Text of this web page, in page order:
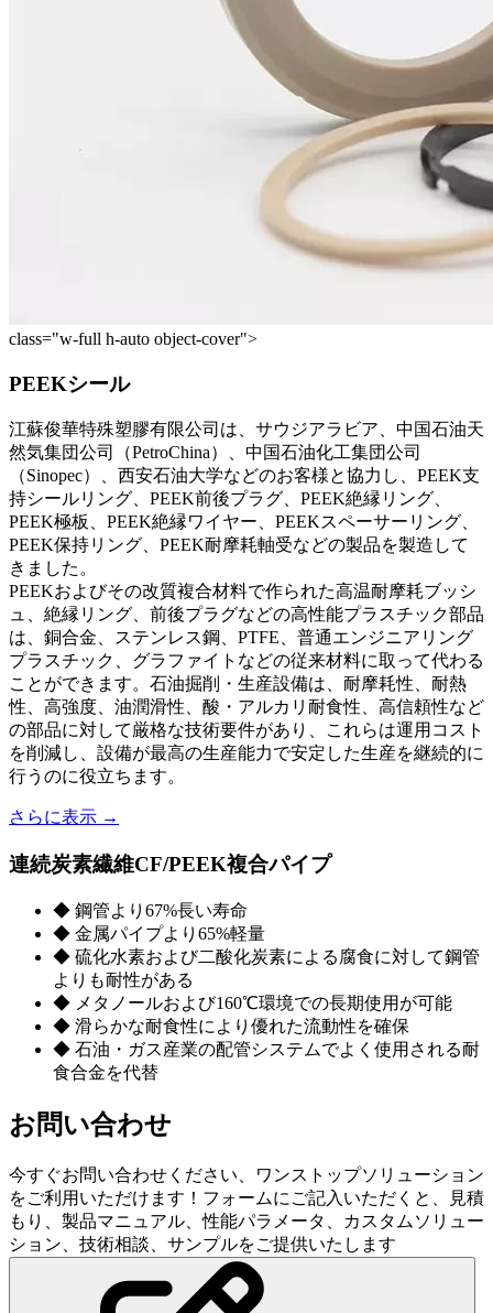
class="w-full h-auto object-cover">
PEEKシール
江蘇俊華特殊塑膠有限公司は、サウジアラビア、中国石油天
然気集団公司（PetroChina）、中国石油化工集団公司
（Sinopec）、西安石油大学などのお客様と協力し、PEEK支
持シールリング、PEEK前後プラグ、PEEK絶縁リング、
PEEK極板、PEEK絶縁ワイヤー、PEEKスペーサーリング、
PEEK保持リング、PEEK耐摩耗軸受などの製品を製造して
きました。
PEEKおよびその改質複合材料で作られた高温耐摩耗ブッシ
ュ、絶縁リング、前後プラグなどの高性能プラスチック部品
は、銅合金、ステンレス鋼、PTFE、普通エンジニアリング
プラスチック、グラファイトなどの従来材料に取って代わる
ことができます。石油掘削・生産設備は、耐摩耗性、耐熱
性、高強度、油潤滑性、酸・アルカリ耐食性、高信頼性など
の部品に対して厳格な技術要件があり、これらは運用コスト
を削減し、設備が最高の生産能力で安定した生産を継続的に
行うのに役立ちます。
さらに表示 →
連続炭素繊維CF/PEEK複合パイプ
◆ 鋼管より67%長い寿命
◆ 金属パイプより65%軽量
◆ 硫化水素および二酸化炭素による腐食に対して鋼管
よりも耐性がある
◆ メタノールおよび160℃環境での長期使用が可能
◆ 滑らかな耐食性により優れた流動性を確保
◆ 石油・ガス産業の配管システムでよく使用される耐
食合金を代替
お問い合わせ
今すぐお問い合わせください、ワンストップソリューション
をご利用いただけます！フォームにご記入いただくと、見積
もり、製品マニュアル、性能パラメータ、カスタムソリュー
ション、技術相談、サンプルをご提供いたします